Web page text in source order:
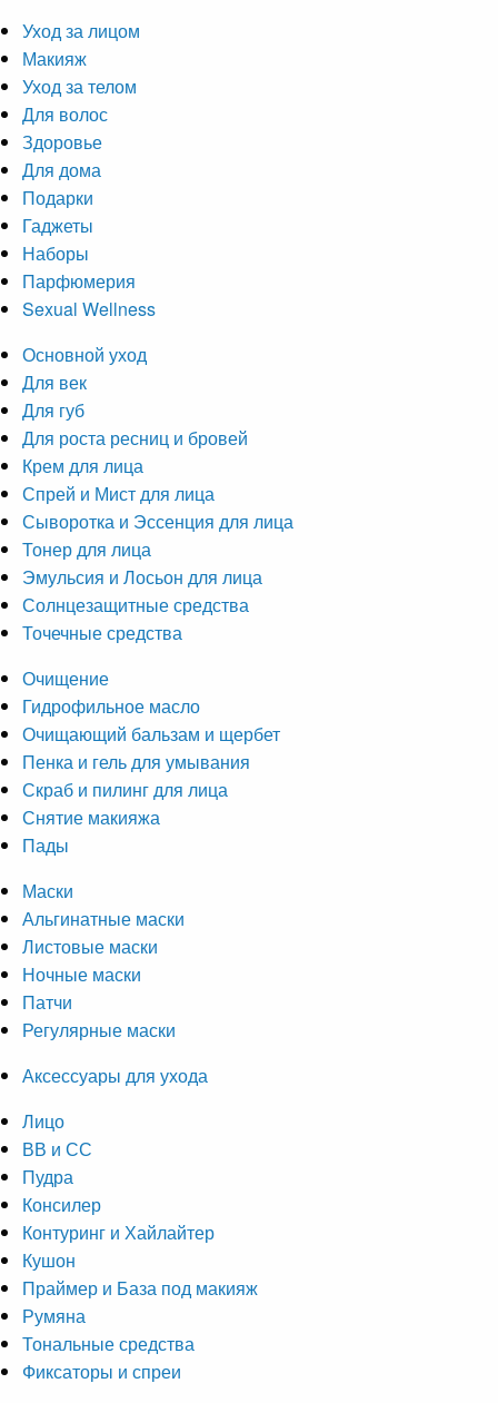
Уход за лицом
Макияж
Уход за телом
Для волос
Здоровье
Для дома
Подарки
Гаджеты
Наборы
Парфюмерия
Sexual Wellness
Основной уход
Для век
Для губ
Для роста ресниц и бровей
Крем для лица
Спрей и Мист для лица
Сыворотка и Эссенция для лица
Тонер для лица
Эмульсия и Лосьон для лица
Солнцезащитные средства
Точечные средства
Очищение
Гидрофильное масло
Очищающий бальзам и щербет
Пенка и гель для умывания
Скраб и пилинг для лица
Снятие макияжа
Пады
Маски
Альгинатные маски
Листовые маски
Ночные маски
Патчи
Регулярные маски
Аксессуары для ухода
Лицо
ВВ и СС
Пудра
Консилер
Контуринг и Хайлайтер
Кушон
Праймер и База под макияж
Румяна
Тональные средства
Фиксаторы и спреи